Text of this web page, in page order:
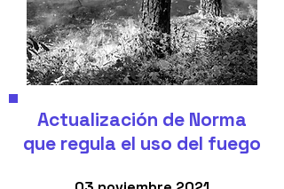
Actualización de Norma
que regula el uso del fuego